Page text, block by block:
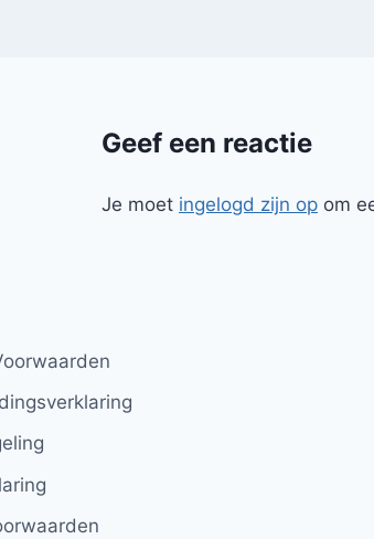
Geef een reactie
Je moet ingelogd zijn op om